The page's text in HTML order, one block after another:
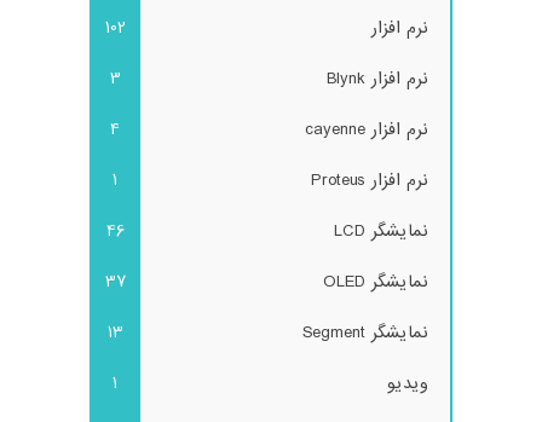
نرم افزار
102
نرم افزار Blynk
3
نرم افزار cayenne
4
نرم افزار Proteus
1
نمایشگر LCD
46
نمایشگر OLED
37
نمایشگر Segment
13
ویدیو
1